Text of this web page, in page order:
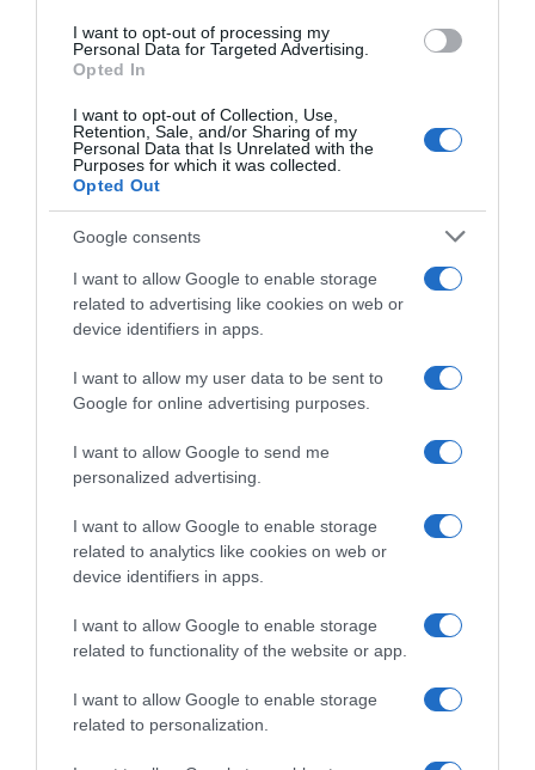
I want to opt-out of processing my
Personal Data for Targeted Advertising.
Opted In
I want to opt-out of Collection, Use,
Retention, Sale, and/or Sharing of my
Personal Data that Is Unrelated with the
Purposes for which it was collected.
Opted Out
Google consents
I want to allow Google to enable storage
related to advertising like cookies on web or
device identifiers in apps.
I want to allow my user data to be sent to
Google for online advertising purposes.
I want to allow Google to send me
personalized advertising.
I want to allow Google to enable storage
related to analytics like cookies on web or
device identifiers in apps.
I want to allow Google to enable storage
related to functionality of the website or app.
I want to allow Google to enable storage
related to personalization.